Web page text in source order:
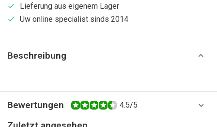
Lieferung aus eigenem Lager
Uw online specialist sinds 2014
Beschreibung
Bewertungen 4.5/5